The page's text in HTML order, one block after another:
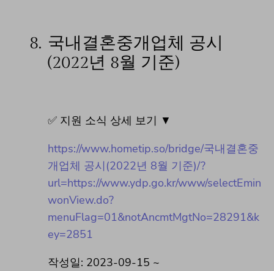
8. 국내결혼중개업체 공시
(2022년 8월 기준)
✅ 지원 소식 상세 보기 ▼
https://www.hometip.so/bridge/국내결혼중
개업체 공시(2022년 8월 기준)/?
url=https://www.ydp.go.kr/www/selectEmin
wonView.do?
menuFlag=01&notAncmtMgtNo=28291&k
ey=2851
작성일: 2023-09-15 ~